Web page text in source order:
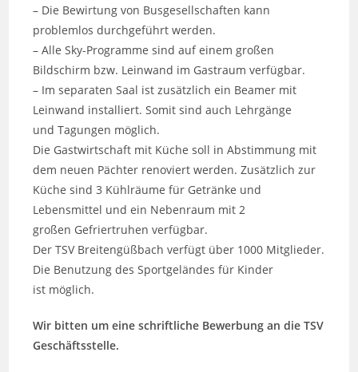
– Die Bewirtung von Busgesellschaften kann
problemlos durchgeführt werden.
– Alle Sky-Programme sind auf einem großen
Bildschirm bzw. Leinwand im Gastraum verfügbar.
– Im separaten Saal ist zusätzlich ein Beamer mit
Leinwand installiert. Somit sind auch Lehrgänge
und Tagungen möglich.
Die Gastwirtschaft mit Küche soll in Abstimmung mit
dem neuen Pächter renoviert werden. Zusätzlich zur
Küche sind 3 Kühlräume für Getränke und
Lebensmittel und ein Nebenraum mit 2
großen Gefriertruhen verfügbar.
Der TSV Breitengüßbach verfügt über 1000 Mitglieder.
Die Benutzung des Sportgeländes für Kinder
ist möglich.
Wir bitten um eine schriftliche Bewerbung an die TSV
Geschäftsstelle.